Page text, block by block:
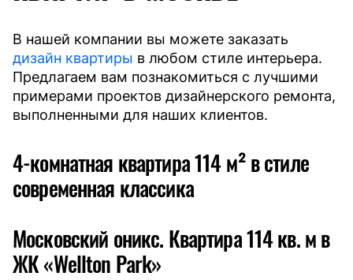
В нашей компании вы можете заказать
дизайн квартиры в любом стиле интерьера.
Предлагаем вам познакомиться с лучшими
примерами проектов дизайнерского ремонта,
выполненными для наших клиентов.
4-комнатная квартира 114 м² в стиле
современная классика
Московский оникс. Квартира 114 кв. м в
ЖК «Wellton Park»